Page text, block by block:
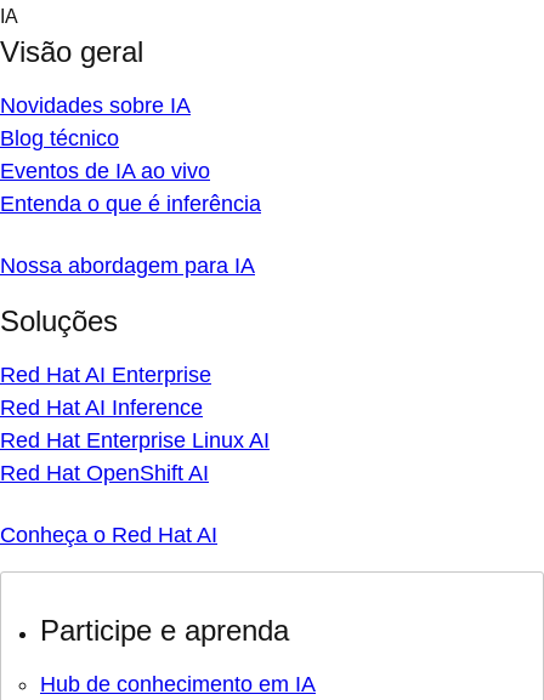
Skip
content
IA
Visão geral
Novidades sobre IA
Blog técnico
Eventos de IA ao vivo
Entenda o que é inferência
Nossa abordagem para IA
Soluções
Red Hat AI Enterprise
Red Hat AI Inference
Red Hat Enterprise Linux AI
Red Hat OpenShift AI
Conheça o Red Hat AI
Participe e aprenda
Hub de conhecimento em IA